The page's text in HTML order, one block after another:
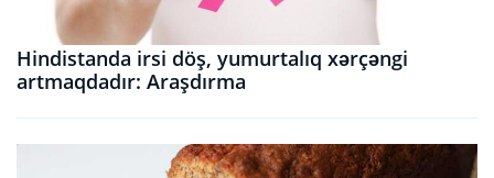
Hindistanda irsi döş, yumurtalıq xərçəngi
artmaqdadır: Araşdırma